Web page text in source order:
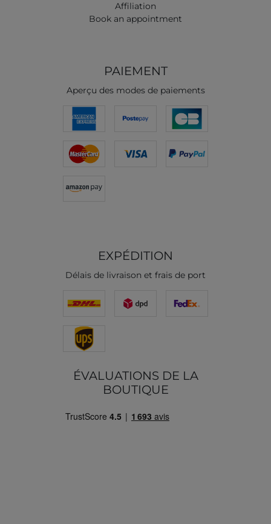
Affiliation
Book an appointment
PAIEMENT
Aperçu des modes de paiements
EXPÉDITION
Délais de livraison et frais de port
ÉVALUATIONS DE LA
BOUTIQUE